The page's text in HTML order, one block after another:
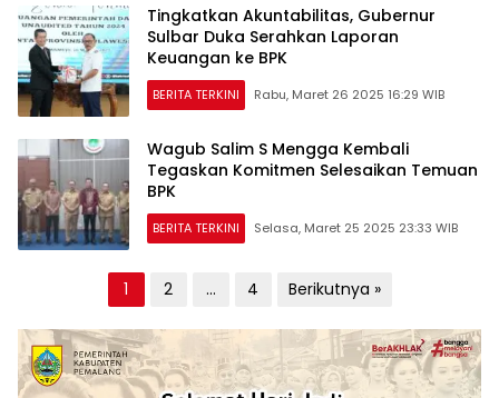
Tingkatkan Akuntabilitas, Gubernur
Sulbar Duka Serahkan Laporan
Keuangan ke BPK
BERITA TERKINI Rabu, Maret 26 2025 16:29 WIB
Wagub Salim S Mengga Kembali
Tegaskan Komitmen Selesaikan Temuan
BPK
BERITA TERKINI Selasa, Maret 25 2025 23:33 WIB
pos
1 2 … 4 Berikutnya »